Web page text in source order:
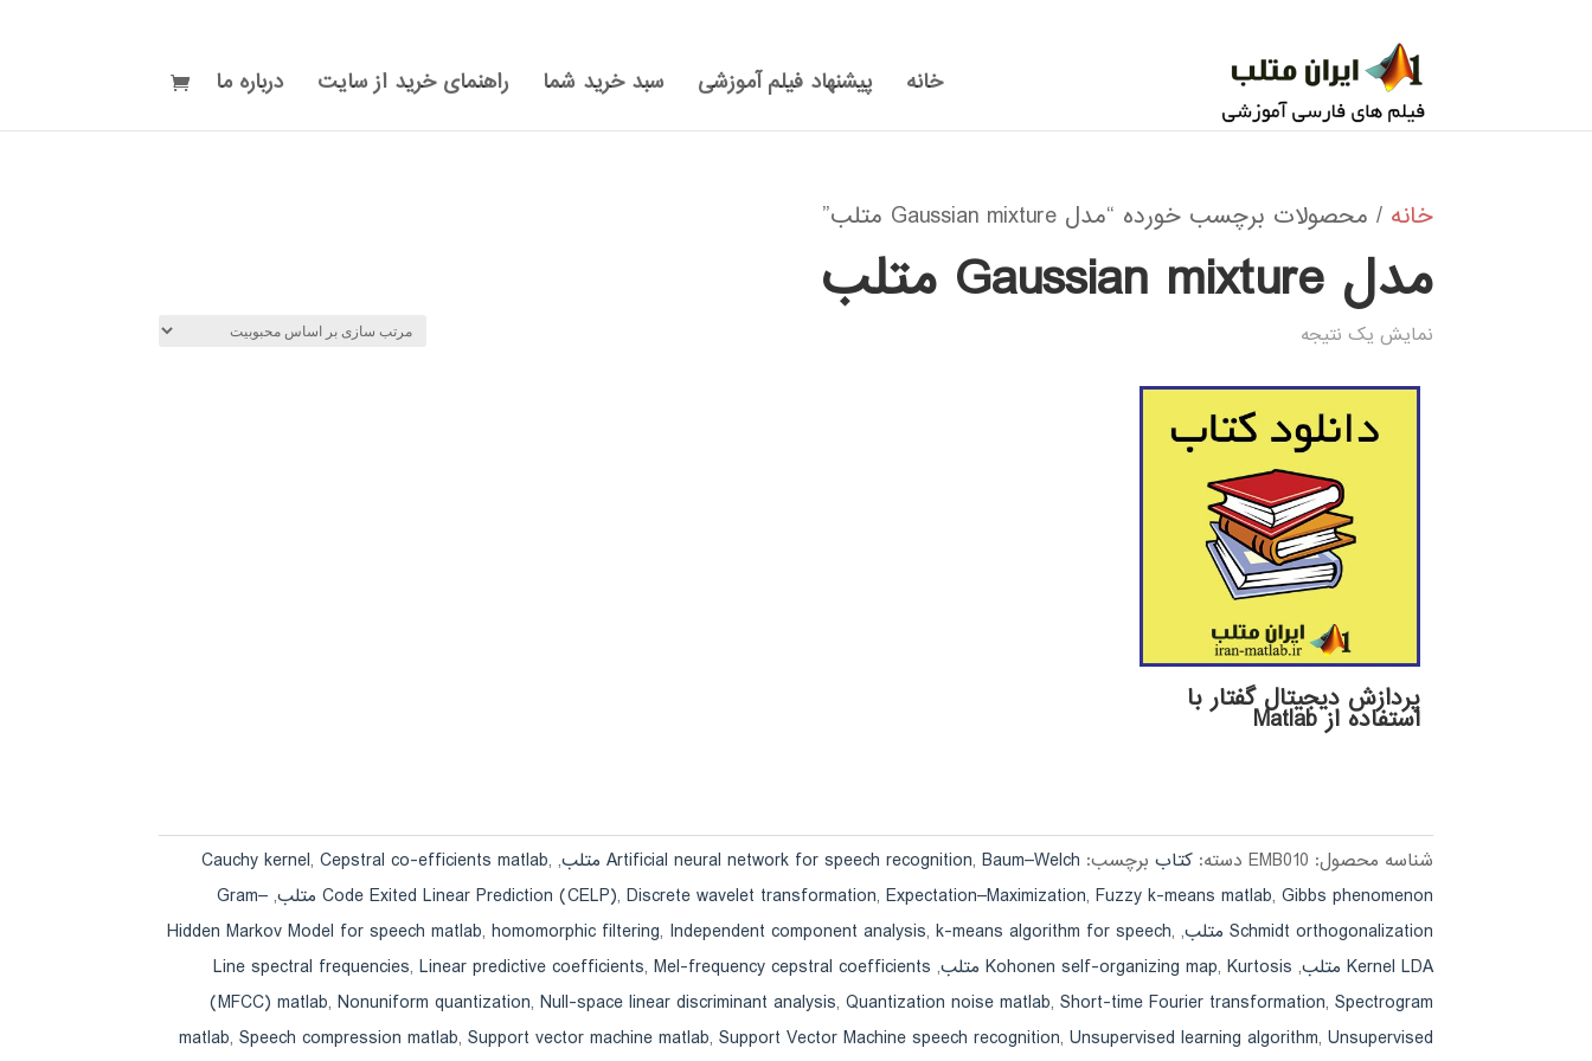
خانه پیشنهاد فیلم آموزشی سبد خرید شما راهنمای خرید از سایت درباره ما
خانه / محصولات برچسب خورده “مدل Gaussian mixture متلب”
مدل Gaussian mixture متلب
نمایش یک نتیجه
پردازش دیجیتال گفتار با
استفاده از Matlab
شناسه محصول: EMB010 دسته:کتاب برچسب: Artificial neural network for speech recognition, Baum–Welch متلب ,
Cauchy kernel, Cepstral co-efficients matlab,
Code Exited Linear Prediction (CELP), Discrete wavelet transformation, Expectation–Maximization, Fuzzy k-means matlab, Gibbs phenomenon متلب ,
Gram–
Schmidt orthogonalization متلب
,
Hidden Markov Model for speech matlab, homomorphic filtering, Independent component analysis, k-means algorithm for speech,
Kernel LDA متلب
,
Kohonen self-organizing map, Kurtosis متلب ,
Line spectral frequencies, Linear predictive coefficients, Mel-frequency cepstral coefficients
(MFCC) matlab, Nonuniform quantization, Null-space linear discriminant analysis, Quantization noise matlab, Short-time Fourier transformation, Spectrogram
matlab, Speech compression matlab, Support vector machine matlab, Support Vector Machine speech recognition, Unsupervised learning algorithm, Unsupervised